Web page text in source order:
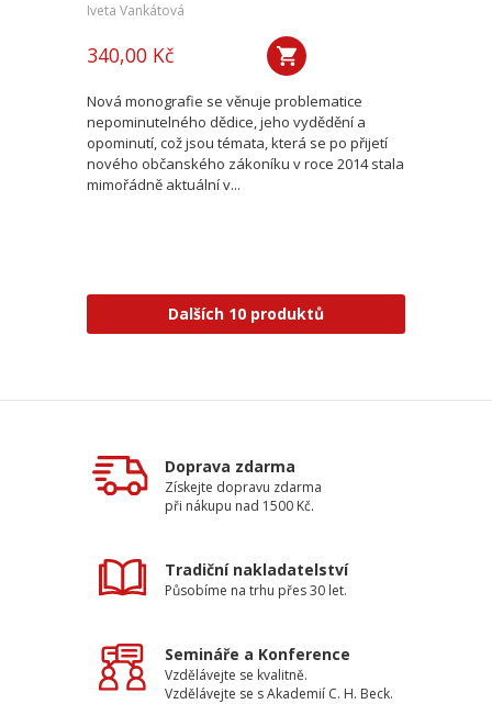
Iveta Vankátová
340,00 Kč
Nová monografie se věnuje problematice
nepominutelného dědice, jeho vydědění a
opominutí, což jsou témata, která se po přijetí
nového občanského zákoníku v roce 2014 stala
mimořádně aktuální v...
Dalších 10 produktů
Doprava zdarma
Získejte dopravu zdarma
při nákupu nad 1500 Kč.
Tradiční nakladatelství
Působíme na trhu přes 30 let.
Semináře a Konference
Vzdělávejte se kvalitně.
Vzdělávejte se s Akademií C. H. Beck.